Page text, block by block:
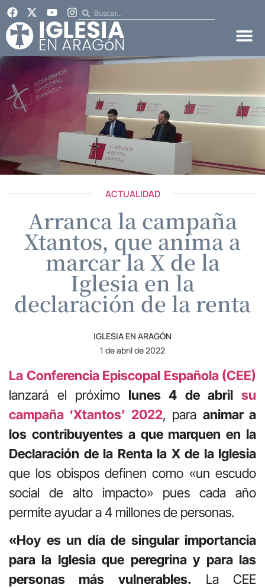
ACTUALIDAD
Arranca la campaña
Xtantos, que anima a
marcar la X de la
Iglesia en la
declaración de la renta
IGLESIA EN ARAGÓN
1 de abril de 2022
La Conferencia Episcopal Española (CEE)
lanzará el próximo lunes 4 de abrilsu
campaña ‘Xtantos’ 2022, para animar a
los contribuyentes a que marquen en la
Declaración de la Renta la X de la Iglesia
que los obispos definen como «un escudo
social de alto impacto» pues cada año
permite ayudar a 4 millones de personas.
«Hoy es un día de singular importancia
para la Iglesia que peregrina y para las
personas más vulnerables. La CEE